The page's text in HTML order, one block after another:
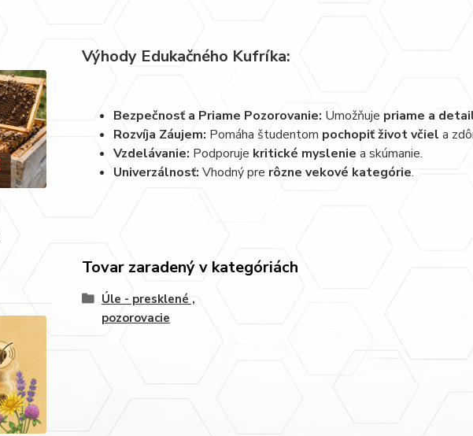
Výhody Edukačného Kufríka:
Bezpečnosť a Priame Pozorovanie: Umožňuje priame a
Rozvíja Záujem: Pomáha študentom pochopiť život včiel a
Vzdelávanie: Podporuje kritické myslenie a skúmanie.
Univerzálnosť: Vhodný pre rôzne vekové kategórie.
Tovar zaradený v kategóriách
Úle - presklené ,
pozorovacie